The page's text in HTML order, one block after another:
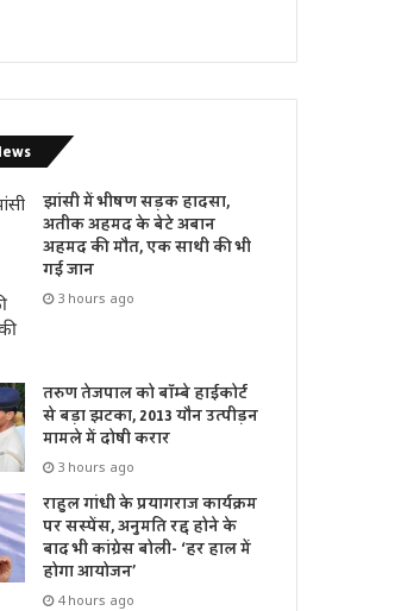
झांसी में भीषण सड़क हादसा,
अतीक अहमद के बेटे अबान
अहमद की मौत, एक साथी की भी
गई जान
3 hours ago
तरुण तेजपाल को बॉम्बे हाईकोर्ट
से बड़ा झटका, 2013 यौन उत्पीड़न
मामले में दोषी करार
3 hours ago
राहुल गांधी के प्रयागराज कार्यक्रम
पर सस्पेंस, अनुमति रद्द होने के
बाद भी कांग्रेस बोली- ‘हर हाल में
होगा आयोजन’
4 hours ago